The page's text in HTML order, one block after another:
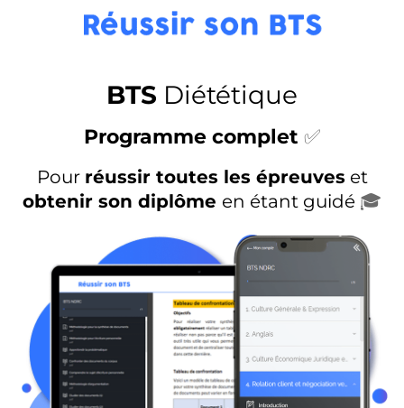
BTS Diététique
Programme complet ✅
Pour réussir toutes les épreuveset
obtenir son diplôme en étant guidé 🎓